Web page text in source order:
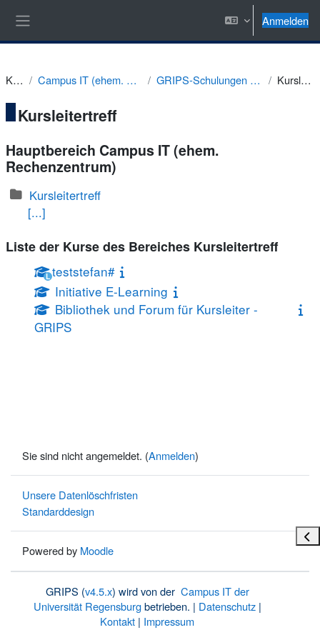
Anmelden
Kurse Campus IT (ehem. Rechenzentrum) GRIPS-Schulungen - bis SoSe 2019 Kursleitertreff
Kursleitertreff
Hauptbereich Campus IT (ehem.
Rechenzentrum)
Kursleitertreff
[...]
Liste der Kurse des Bereiches Kursleitertreff
Lteststefan#
Initiative E-Learning
Bibliothek und Forum für Kursleiter -
GRIPS
Sie sind nicht angemeldet. (Anmelden)
Unsere Datenlöschfristen
Standarddesign
Powered by Moodle
GRIPS (v4.5.x) wird von der Campus IT der
Universität Regensburgbetrieben. | Datenschutz|
Kontakt | Impressum